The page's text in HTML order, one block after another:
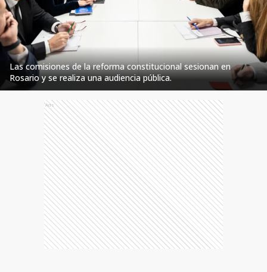
Las comisiones de la reforma constitucional sesionan en
Rosario y se realiza una audiencia pública.
Ads